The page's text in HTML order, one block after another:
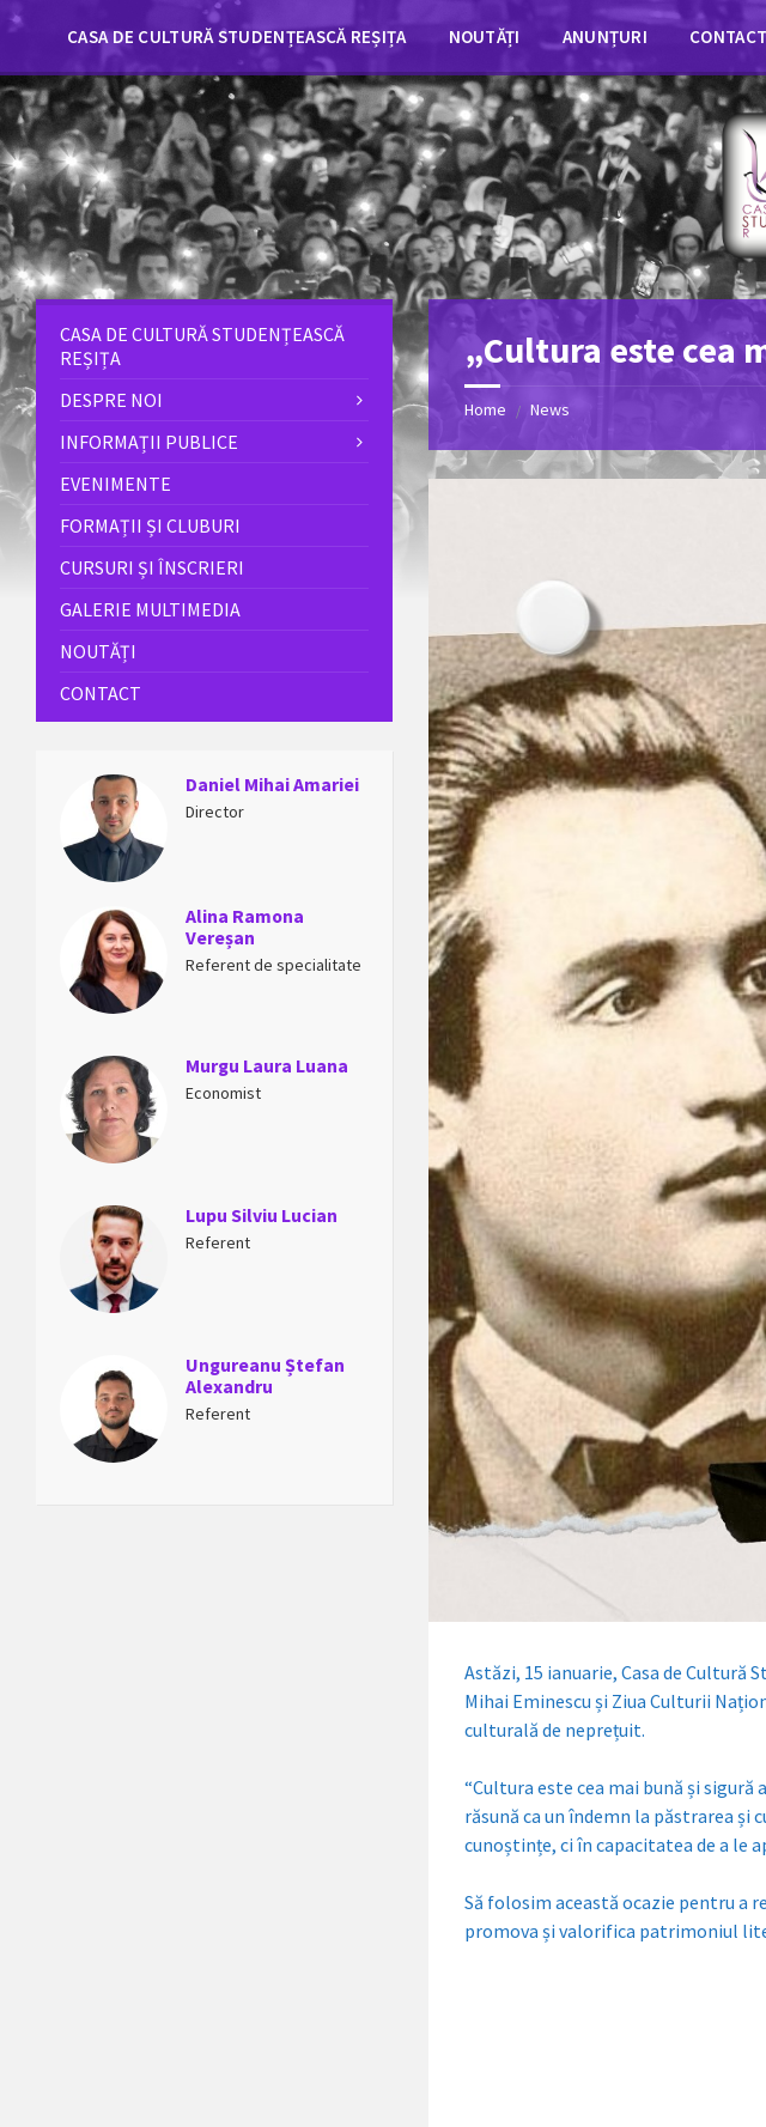
Skip
to
Skip
to
sidebar
Skip
to
CASA DE CULTURĂ STUDENȚEASCĂ REȘIȚA NOUTĂȚI ANUNȚURI CONTACT
„Cultura este cea
Home / News
Astăzi, 15 ianuarie, Casa de Cultură
Mihai Eminescu și Ziua Culturii
culturală de neprețuit.
“Cultura este cea mai bună și
răsună ca un îndemn la păstrarea
cunoștințe, ci în capacitatea de a le
Să folosim această ocazie pentru a
promova și valorifica patrimoniul
CASA DE CULTURĂ STUDENȚEASCĂ
REȘIȚA
DESPRE NOI
INFORMAȚII PUBLICE
EVENIMENTE
FORMAȚII ȘI CLUBURI
CURSURI ȘI ÎNSCRIERI
GALERIE MULTIMEDIA
NOUTĂȚI
CONTACT
Daniel Mihai Amariei
Director
Alina Ramona
Vereșan
Referent de specialitate
Murgu Laura Luana
Economist
Lupu Silviu Lucian
Referent
Ungureanu Ștefan
Alexandru
Referent